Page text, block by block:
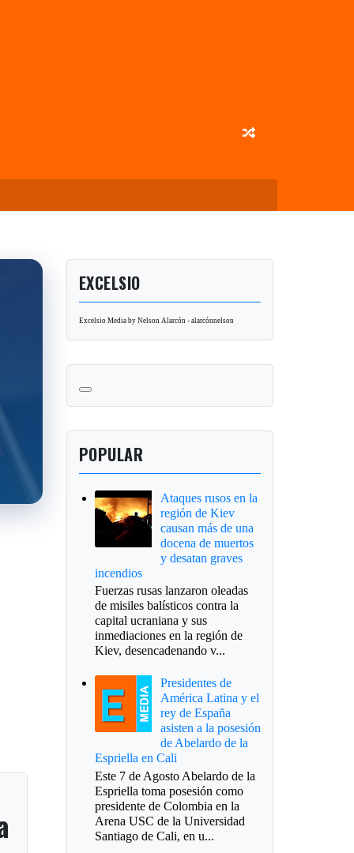
EXCELSIO
Excelsio Media by Nelson Alarcón - alarcónnelson
POPULAR
Ataques rusos en la
región de Kiev
causan más de una
docena de muertos
y desatan graves
incendios
Fuerzas rusas lanzaron oleadas
de misiles balísticos contra la
capital ucraniana y sus
inmediaciones en la región de
Kiev, desencadenando v...
Presidentes de
América Latina y el
rey de España
asisten a la posesión
de Abelardo de la
Espriella en Cali
Este 7 de Agosto Abelardo de la
Espriella toma posesión como
presidente de Colombia en la
Arena USC de la Universidad
Santiago de Cali, en u...